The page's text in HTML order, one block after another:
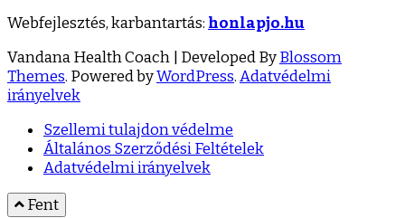
Webfejlesztés, karbantartás: honlapjo.hu
Vandana Health Coach | Developed ByBlossom
Themes. Powered byWordPress.Adatvédelmi
irányelvek
Szellemi tulajdon védelme
Általános Szerződési Feltételek
Adatvédelmi irányelvek
Fent